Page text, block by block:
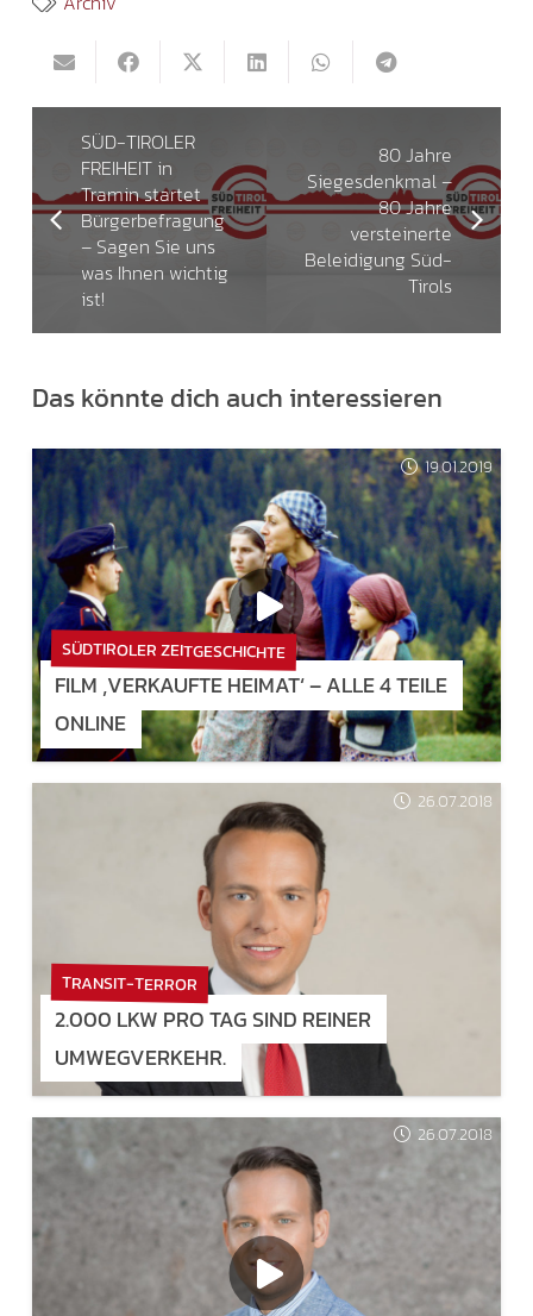
SÜD-TIROLER
FREIHEIT in
Tramin startet
Bürgerbefragung
– Sagen Sie uns
was Ihnen wichtig
ist!
80 Jahre
Siegesdenkmal –
80 Jahre
versteinerte
Beleidigung Süd-
Tirols
Das könnte dich auch interessieren
19.01.2019
SÜDTIROLER ZEITGESCHICHTE
FILM ‚VERKAUFTE HEIMAT‘ – ALLE 4 TEILE
ONLINE
26.07.2018
TRANSIT-TERROR
2.000 LKW PRO TAG SIND REINER
UMWEGVERKEHR.
26.07.2018